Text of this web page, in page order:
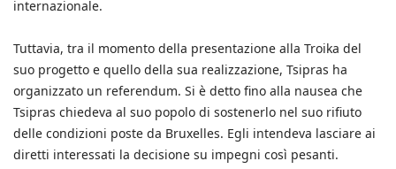
internazionale.
Tuttavia, tra il momento della presentazione alla Troika del
suo progetto e quello della sua realizzazione, Tsipras ha
organizzato un referendum. Si è detto fino alla nausea che
Tsipras chiedeva al suo popolo di sostenerlo nel suo rifiuto
delle condizioni poste da Bruxelles. Egli intendeva lasciare ai
diretti interessati la decisione su impegni così pesanti.